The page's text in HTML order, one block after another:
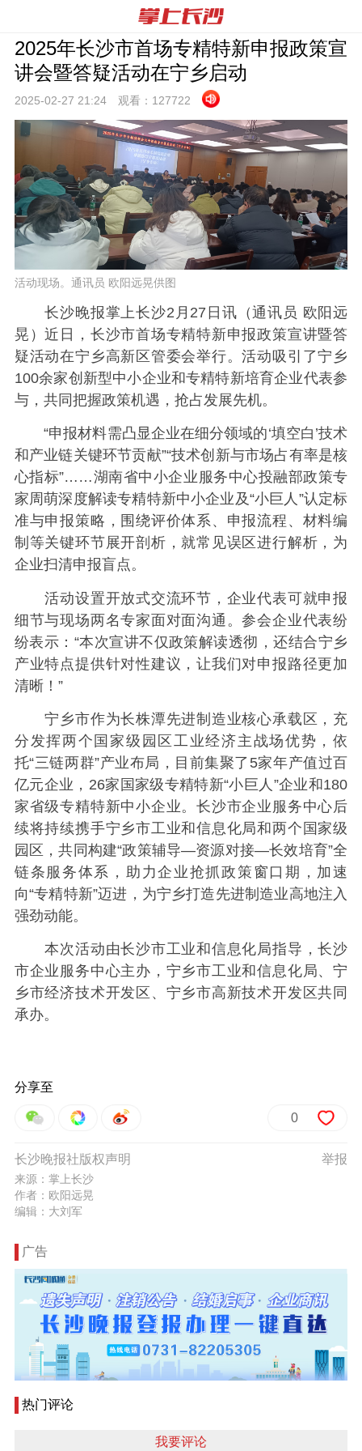
2025年长沙市首场专精特新申报政策宣
讲会暨答疑活动在宁乡启动
2025-02-27 21:24 观看： 127722
活动现场。通讯员 欧阳远晃供图
长沙晚报掌上长沙2月27日讯（通讯员 欧阳远
晃）近日，长沙市首场专精特新申报政策宣讲暨答
疑活动在宁乡高新区管委会举行。活动吸引了宁乡
100余家创新型中小企业和专精特新培育企业代表参
与，共同把握政策机遇，抢占发展先机。
“申报材料需凸显企业在细分领域的‘填空白’技术
和产业链关键环节贡献”“技术创新与市场占有率是核
心指标”……湖南省中小企业服务中心投融部政策专
家周萌深度解读专精特新中小企业及“小巨人”认定标
准与申报策略，围绕评价体系、申报流程、材料编
制等关键环节展开剖析，就常见误区进行解析，为
企业扫清申报盲点。
活动设置开放式交流环节，企业代表可就申报
细节与现场两名专家面对面沟通。参会企业代表纷
纷表示：“本次宣讲不仅政策解读透彻，还结合宁乡
产业特点提供针对性建议，让我们对申报路径更加
清晰！”
宁乡市作为长株潭先进制造业核心承载区，充
分发挥两个国家级园区工业经济主战场优势，依
托“三链两群”产业布局，目前集聚了5家年产值过百
亿元企业，26家国家级专精特新“小巨人”企业和180
家省级专精特新中小企业。长沙市企业服务中心后
续将持续携手宁乡市工业和信息化局和两个国家级
园区，共同构建“政策辅导—资源对接—长效培育”全
链条服务体系，助力企业抢抓政策窗口期，加速
向“专精特新”迈进，为宁乡打造先进制造业高地注入
强劲动能。
本次活动由长沙市工业和信息化局指导，长沙
市企业服务中心主办，宁乡市工业和信息化局、宁
乡市经济技术开发区、宁乡市高新技术开发区共同
承办。
分享至
0
举报
长沙晚报社版权声明
来源：掌上长沙
作者：欧阳远晃
编辑：大刘军
广告
热门评论
我要评论